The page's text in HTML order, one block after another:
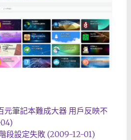
元筆記本難成大器 用戶反映不
段設定失敗 (2009-12-01)